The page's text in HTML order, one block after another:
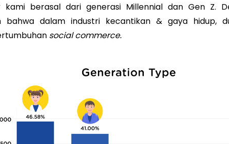
kami berasal dari generasi Millennial dan Gen Z.
bahwa dalam industri kecantikan & gaya hidup,
social commerce.